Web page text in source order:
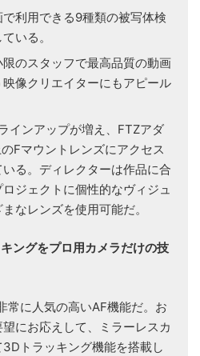
利用できる9種類の被写体検
いる。
のスタッフで最高品質の動画
像クリエイターにもアピール
インアップが増え、FTZアダ
Fマウントレンズにアクセス
る。ディレクターは作品に合
ジェクトに個性的なヴィジュ
なレンズを使用可能だ。
ングをプロ用カメラだけの技
常に人気の高いAF機能だ。お
にお応えして、ミラーレスカ
トラッキング機能を搭載し